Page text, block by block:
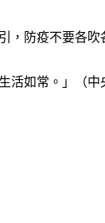
，防疫不要各吹
活如常。」（中